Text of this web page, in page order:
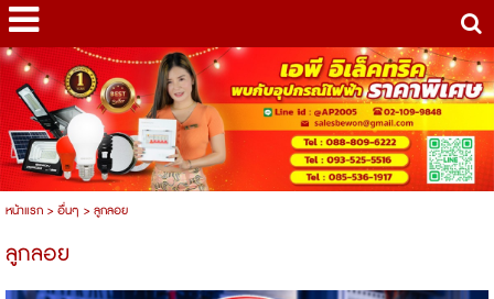
หน้าแรก> อื่นๆ > ลูกลอย
ลูกลอย